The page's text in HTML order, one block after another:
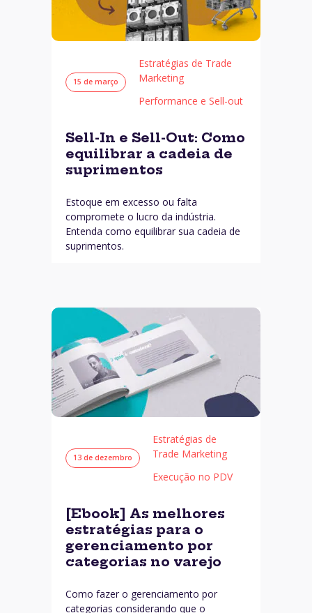
15 de março
Estratégias de Trade
Marketing
Performance e Sell-out
Sell-In e Sell-Out: Como
equilibrar a cadeia de
suprimentos
Estoque em excesso ou falta
compromete o lucro da indústria.
Entenda como equilibrar sua cadeia de
suprimentos.
13 de dezembro
Estratégias de
Trade Marketing
Execução no PDV
[Ebook] As melhores
estratégias para o
gerenciamento por
categorias no varejo
Como fazer o gerenciamento por
categorias considerando que o